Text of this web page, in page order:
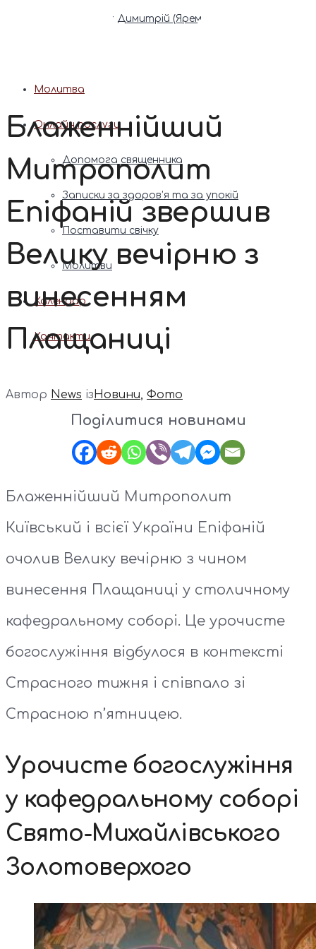
Патріарх Димитрій (Ярема)
Молитва
Онлайн послуги
Допомога священника
Записки за здоров’я та за упокій
Поставити свічку
Молитви
Календар
Контакти
Блаженнійший
Митрополит
Епіфаній звершив
Велику вечірню з
винесенням
Плащаниці
Автор News ізНовини, Фото
Поділитися новинами
Блаженнійший Митрополит
Київський і всієї України Епіфаній
очолив Велику вечірню з чином
винесення Плащаниці у столичному
кафедральному соборі. Це урочисте
богослужіння відбулося в контексті
Страсного тижня і співпало зі
Страсною п’ятницею.
Урочисте богослужіння
у кафедральному соборі
Свято-Михайлівського
Золотоверхого